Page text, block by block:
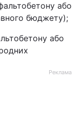
або
бюджету);
або
Реклама